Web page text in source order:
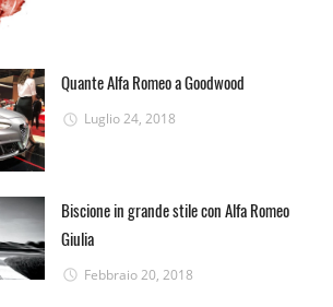
Quante Alfa Romeo a Goodwood
Luglio 24, 2018
Biscione in grande stile con Alfa Romeo
Giulia
Febbraio 20, 2018